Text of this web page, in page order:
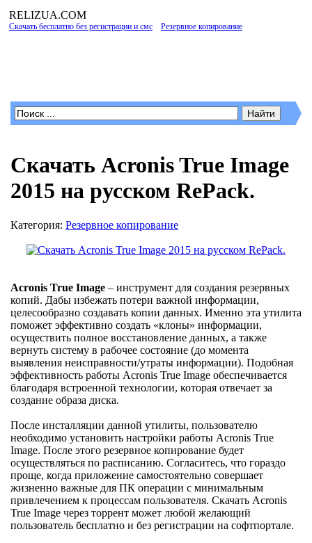
RELIZUA.COM
Скачать бесплатно без регистрации и смс Резервное копирование
Скачать Acronis True Image
2015 на русском RePack.
Категория: Резервное копирование
Acronis True Image – инструмент для создания резервных
копий. Дабы избежать потери важной информации,
целесообразно создавать копии данных. Именно эта утилита
поможет эффективно создать «клоны» информации,
осуществить полное восстановление данных, а также
вернуть систему в рабочее состояние (до момента
выявления неисправности/утраты информации). Подобная
эффективность работы Acronis True Image обеспечивается
благодаря встроенной технологии, которая отвечает за
создание образа диска.
После инсталляции данной утилиты, пользователю
необходимо установить настройки работы Acronis True
Image. После этого резервное копирование будет
осуществляться по расписанию. Согласитесь, что гораздо
проще, когда приложение самостоятельно совершает
жизненно важные для ПК операции с минимальным
привлечением к процессам пользователя. Скачать Acronis
True Image через торрент может любой желающий
пользователь бесплатно и без регистрации на софтпортале.